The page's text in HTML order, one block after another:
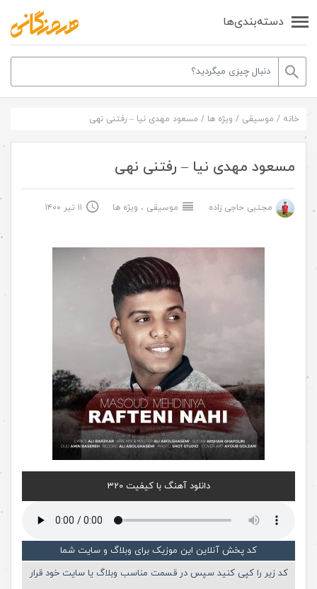
دسته‌بندی‌ها
خانه / موسیقی / ویژه ها / مسعود مهدی نیا – رفتنی نهی
مسعود مهدی نیا – رفتنی نهی
مجتبی حاجی زاده موسیقی ، ویژه ها ۱۱ تیر ۱۴۰۰
دانلود آهنگ با کیفیت 320
کد پخش آنلاین این موزیک برای وبلاگ و سایت شما
کد زیر را کپی کنید سپس در قسمت مناسب وبلاگ یا سایت خود قرار